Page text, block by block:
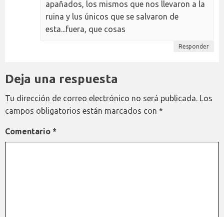
apañados, los mismos que nos llevaron a la
ruina y lus únicos que se salvaron de
esta...fuera, que cosas
Responder
Deja una respuesta
Tu dirección de correo electrónico no será publicada. Los
campos obligatorios están marcados con *
Comentario *